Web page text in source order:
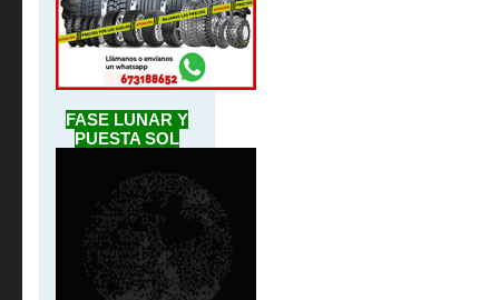
FASE LUNAR Y
PUESTA SOL